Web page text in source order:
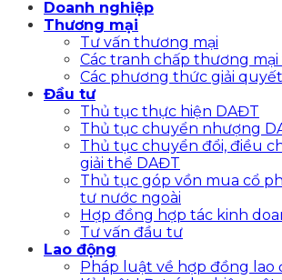
Doanh nghiệp
Thương mại
Tư vấn thương mại
Các tranh chấp thương
Các phương thức giải
Đầu tư
Thủ tục thực hiện DAĐT
Thủ tục chuyển nhượng
Thủ tục chuyển đổi, điều
giải thể DAĐT
Thủ tục góp vồn mua cổ
tư nước ngoài
Hợp đồng hợp tác kinh
Tư vấn đầu tư
Lao động
Pháp luật về hợp đồng lao